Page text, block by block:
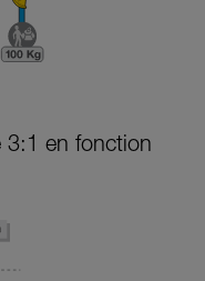
3:1 en fonction